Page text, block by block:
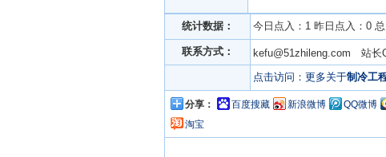
统计数据： 今日点入：1 昨日点入：0
联系方式：
kefu@51zhileng.com 站长
点击访问：更多关于制冷工
分享： 百度搜藏 新浪微博 QQ微博
淘宝